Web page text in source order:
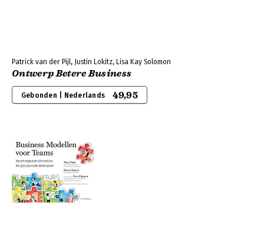
Patrick van der Pijl, Justin Lokitz, Lisa Kay Solomon
Ontwerp Betere Business
Gebonden | Nederlands 49,95